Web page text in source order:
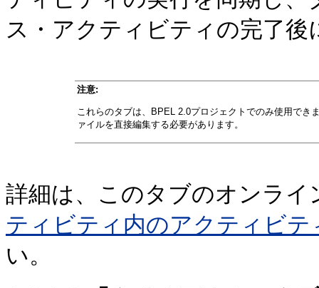
ス・アクティビティの完了
注意:
これらのタブは、BPEL 2.0プロジェクトでのみ使用で
ァイルを直接編集する必要があります。
詳細は、このタブのオンライ
ティビティ内のアクティビテ
い。